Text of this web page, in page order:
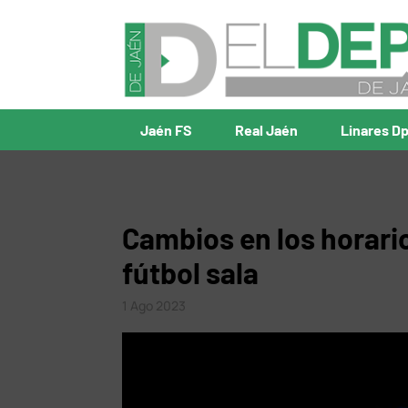
Jaén FS Real Jaén Linares
Cambios en los
fútbol sala